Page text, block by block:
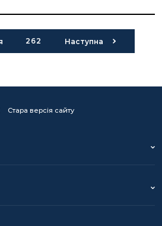
262 Наступна
Стара версія сайту